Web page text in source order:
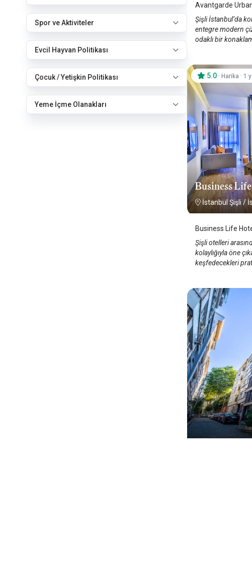
Spor ve Aktiviteler
Evcil Hayvan Politikası
Çocuk / Yetişkin Politikası
Yeme İçme Olanakları
Avantgarde
Şişli İstanbul’da
entegre modern
odaklı bir
Business
İstanbul Şişli /
5.0 · Harika · 1
Business Life
Şişli otelleri
kolaylığıyla öne
keşfedecekleri